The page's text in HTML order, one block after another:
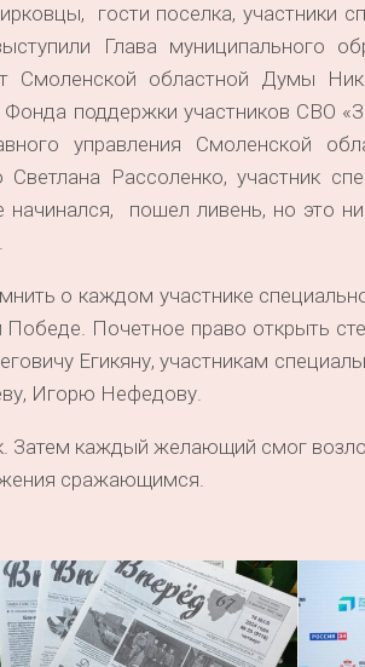
гости поселка, участники
Глава муниципального
Смоленской областной Думы
поддержки участников СВО
управления Смоленской
Светлана Рассоленко, участник
пошел ливень, но это
о каждом участнике
Почетное право открыть
Егикяну, участникам
Игорю Нефедову.
Затем каждый желающий смог
сражающимся.